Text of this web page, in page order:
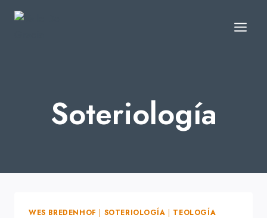
Skip
Soteriología
WES BREDENHOF | SOTERIOLOGÍA | TEOLOGÍA